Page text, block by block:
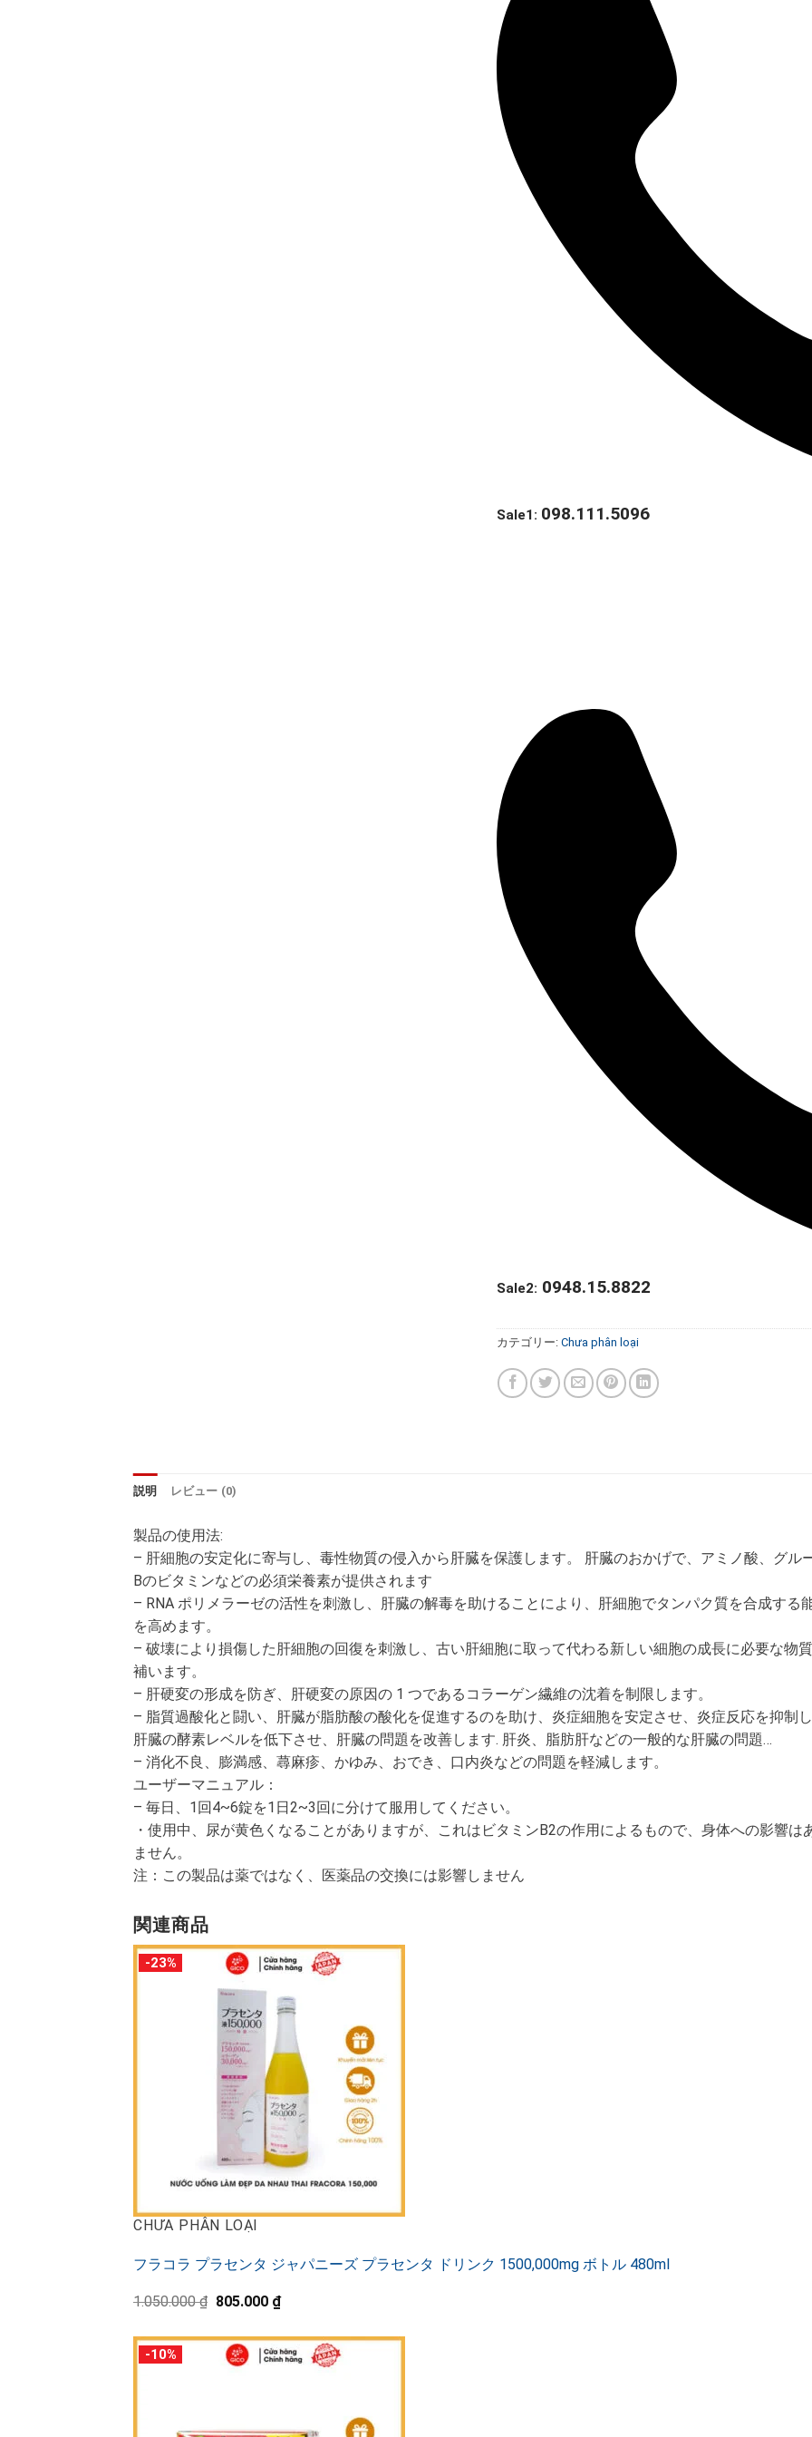
Sale1: 098.111.5096
Sale2: 0948.15.8822
カテゴリー: Chưa phân loại
説明 レビュー (0)
製品の使用法:
– 肝細胞の安定化に寄与し、毒性物質の侵入から肝臓を保護します。 肝臓のおかげで、アミノ酸、グル
Bのビタミンなどの必須栄養素が提供されます
– RNA ポリメラーゼの活性を刺激し、肝臓の解毒を助けることにより、肝細胞でタンパク質を合成する
を高めます。
– 破壊により損傷した肝細胞の回復を刺激し、古い肝細胞に取って代わる新しい細胞の成長に必要な物
補います。
– 肝硬変の形成を防ぎ、肝硬変の原因の 1 つであるコラーゲン繊維の沈着を制限します。
– 脂質過酸化と闘い、肝臓が脂肪酸の酸化を促進するのを助け、炎症細胞を安定させ、炎症反応を抑制し
肝臓の酵素レベルを低下させ、肝臓の問題を改善します. 肝炎、脂肪肝などの一般的な肝臓の問題…
– 消化不良、膨満感、蕁麻疹、かゆみ、おでき、口内炎などの問題を軽減します。
ユーザーマニュアル：
– 毎日、1回4~6錠を1日2~3回に分けて服用してください。
・使用中、尿が黄色くなることがありますが、これはビタミンB2の作用によるもので、身体への影響は
ません。
注：この製品は薬ではなく、医薬品の交換には影響しません
関連商品
-23%
CHƯA PHÂN LOẠI
フラコラ プラセンタ ジャパニーズ プラセンタ ドリンク 1500,000mg ボトル 480ml
1.050.000₫ 元
格
は
1.050.000 ₫
805.000 ₫現
在
価
格
-10%